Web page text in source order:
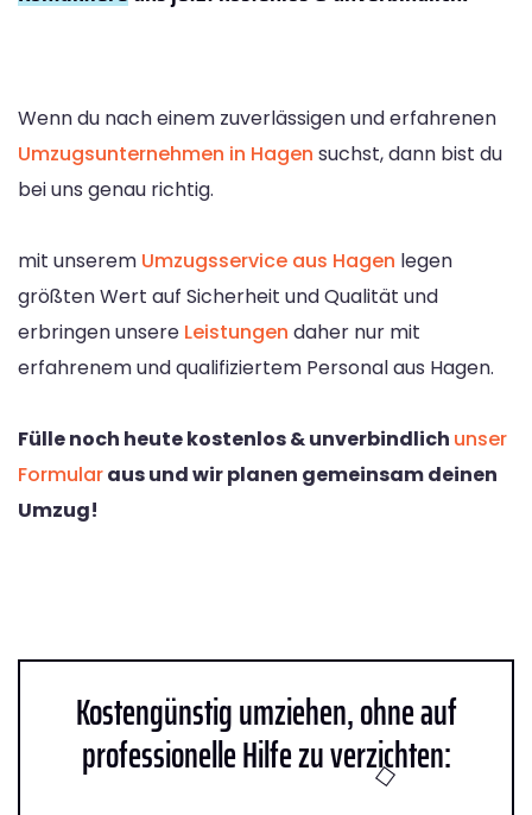
Wenn du nach einem zuverlässigen und erfahrenen
Umzugsunternehmen in Hagen suchst, dann bist du
bei uns genau richtig.
mit unserem Umzugsservice aus Hagen legen
größten Wert auf Sicherheit und Qualität und
erbringen unsere Leistungen daher nur mit
erfahrenem und qualifiziertem Personal aus Hagen.
Fülle noch heute kostenlos & unverbindlich unser
Formularaus und wir planen gemeinsam deinen
Umzug!
Kostengünstig umziehen, ohne auf
professionelle Hilfe zu verzichten: